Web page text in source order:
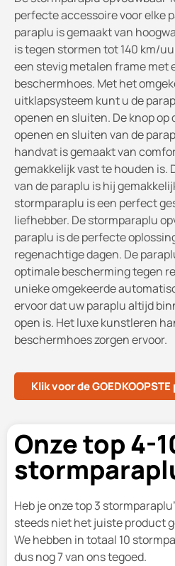
perfecte accessoire voor elke
paraplu is gemaakt van
is tegen stormen tot 140 km/
een stevig metalen frame met
beschermhoes. Met het
uitklapsysteem kunt u de
openen en sluiten. De knop
openen en sluiten van de
handvat is gemaakt van
gemakkelijk vast te houden
van de paraplu is hij
stormparaplu is een perfect
liefhebber. De stormparaplu
paraplu is de perfecte
regenachtige dagen. De
optimale bescherming tegen
unieke omgekeerde
ervoor dat uw paraplu altijd
open is. Het luxe kunstleren
beschermhoes zorgen ervoor.
Klik voor de
Onze top 4-
Heb je onze top 3
steeds niet het juiste product
We hebben in totaal 10
dus nog 7 van ons tegoed.